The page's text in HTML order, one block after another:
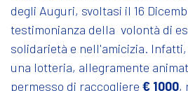
degli Auguri, svoltasi il 16
testimonianza della volontà di
solidarietà e nell'amicizia.
una lotteria, allegramente
permesso di raccogliere € 1000,